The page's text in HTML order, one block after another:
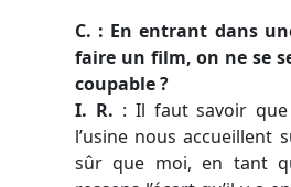
C. : En entrant dans
faire un film, on ne se
coupable ?
I. R. : Il faut savoir
l’usine nous accueillent
sûr que moi, en tant